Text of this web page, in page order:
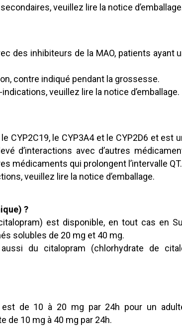
veuillez lire la notice
des inhibiteurs de la MAO, patients ayant
contre indiqué pendant la grossesse.
veuillez lire la notice d’emballage.
CYP2C19, le CYP3A4 et le CYP2D6 et est
d’interactions avec d’autres
médicaments qui prolongent l’intervalle QT.
veuillez lire la notice d’emballage.
?
est disponible, en tout cas en
solubles de 20 mg et 40 mg.
du citalopram (chlorhydrate de
de 10 à 20 mg par 24h pour un
de 10 mg à 40 mg par 24h.